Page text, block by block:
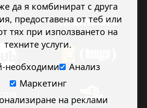
да я комбинират с друга
предоставена от теб или
тях при използването на
техните услуги.
необходими
Анализ
Маркетинг
на реклами